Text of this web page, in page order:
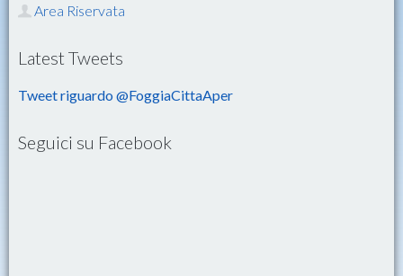
Area Riservata
Latest Tweets
Tweet riguardo @FoggiaCittaAper
Seguici su Facebook